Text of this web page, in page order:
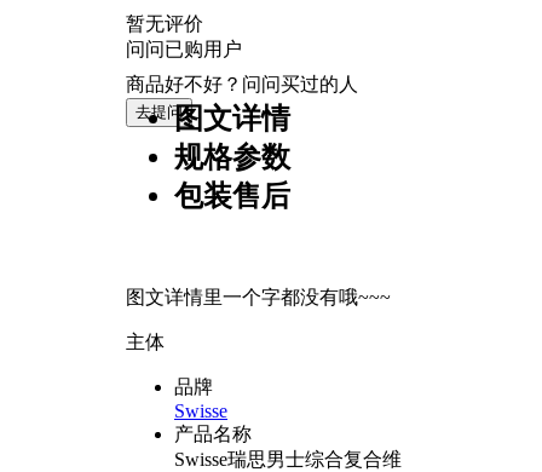
暂无评价
问问已购用户
商品好不好？问问买过的人
去提问图文详情
规格参数
包装售后
图文详情里一个字都没有哦~~~
主体
品牌
Swisse
产品名称
Swisse瑞思男士综合复合维